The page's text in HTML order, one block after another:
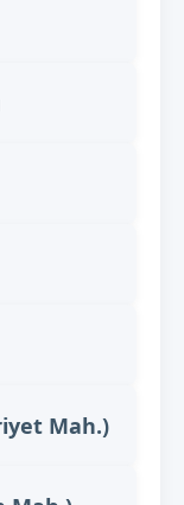
Mah.)